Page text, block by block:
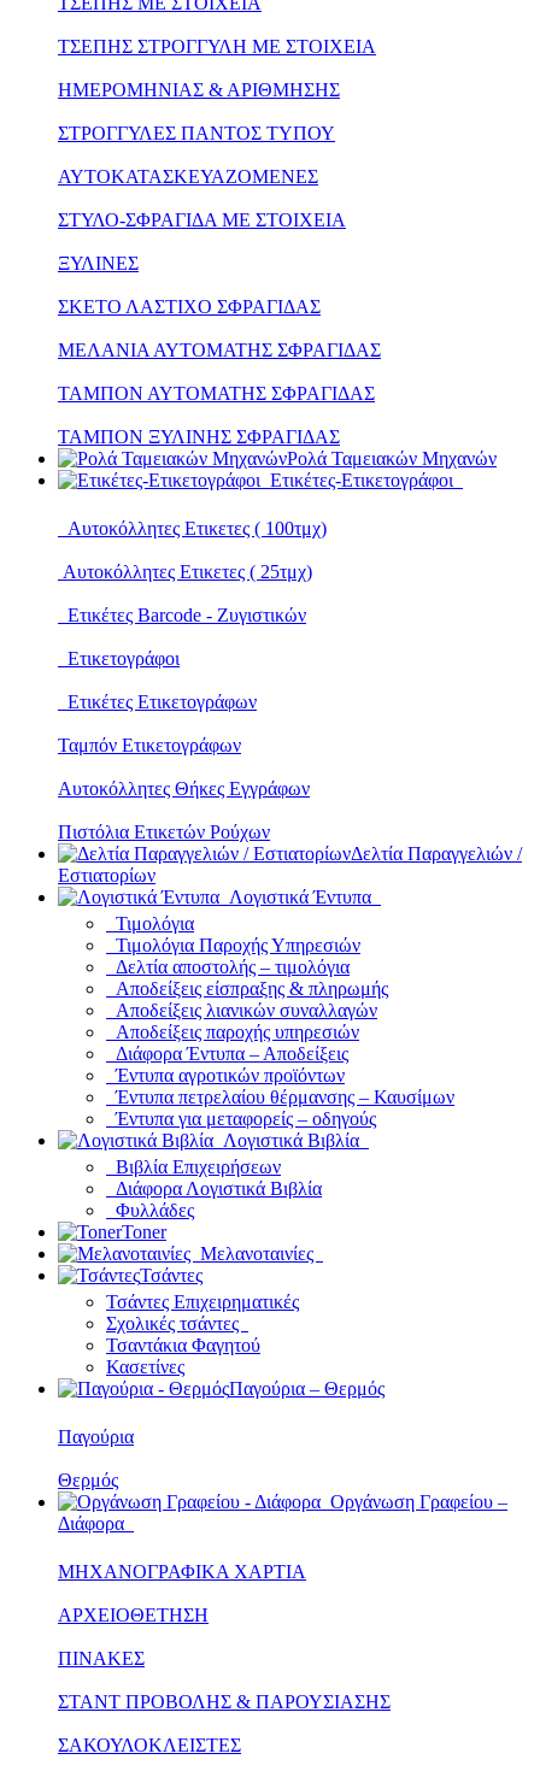
ΤΣΕΠΗΣ ΣΤΡΟΓΓΥΛΗ ΜΕ ΣΤΟΙΧΕΙΑ
ΗΜΕΡΟΜΗΝΙΑΣ & ΑΡΙΘΜΗΣΗΣ
ΣΤΡΟΓΓΥΛΕΣ ΠΑΝΤΟΣ ΤΥΠΟΥ
ΑΥΤΟΚΑΤΑΣΚΕΥΑΖΟΜΕΝΕΣ
ΣΤΥΛΟ-ΣΦΡΑΓΙΔΑ ΜΕ ΣΤΟΙΧΕΙΑ
ΞΥΛΙΝΕΣ
ΣΚΕΤΟ ΛΑΣΤΙΧΟ ΣΦΡΑΓΙΔΑΣ
ΜΕΛΑΝΙΑ ΑΥΤΟΜΑΤΗΣ ΣΦΡΑΓΙΔΑΣ
ΤΑΜΠΟΝ ΑΥΤΟΜΑΤΗΣ ΣΦΡΑΓΙΔΑΣ
ΤΑΜΠΟΝ ΞΥΛΙΝΗΣ ΣΦΡΑΓΙΔΑΣ
Ρολά Ταμειακών Μηχανών
Ετικέτες-Ετικετογράφοι
Αυτοκόλλητες Ετικετες ( 100τμχ)
Αυτοκόλλητες Ετικετες ( 25τμχ)
Ετικέτες Barcode - Ζυγιστικών
Ετικετογράφοι
Ετικέτες Ετικετογράφων
Ταμπόν Ετικετογράφων
Αυτοκόλλητες Θήκες Εγγράφων
Πιστόλια Ετικετών Ρούχων
Δελτία Παραγγελιών /
Εστιατορίων
Λογιστικά Έντυπα
Τιμολόγια
Τιμολόγια Παροχής Υπηρεσιών
Δελτία αποστολής – τιμολόγια
Αποδείξεις είσπραξης & πληρωμής
Αποδείξεις λιανικών συναλλαγών
Αποδείξεις παροχής υπηρεσιών
Διάφορα Έντυπα – Αποδείξεις
Έντυπα αγροτικών προϊόντων
Έντυπα πετρελαίου θέρμανσης – Καυσίμων
Έντυπα για μεταφορείς – οδηγούς
Λογιστικά Βιβλία
Βιβλία Επιχειρήσεων
Διάφορα Λογιστικά Βιβλία
Φυλλάδες
Toner
Μελανοταινίες
Τσάντες
Τσάντες Επιχειρηματικές
Σχολικές τσάντες
Τσαντάκια Φαγητού
Κασετίνες
Παγούρια – Θερμός
Παγούρια
Θερμός
Οργάνωση Γραφείου –
Διάφορα
ΜΗΧΑΝΟΓΡΑΦΙΚΑ ΧΑΡΤΙΑ
ΑΡΧΕΙΟΘΕΤΗΣΗ
ΠΙΝΑΚΕΣ
ΣΤΑΝΤ ΠΡΟΒΟΛΗΣ & ΠΑΡΟΥΣΙΑΣΗΣ
ΣΑΚΟΥΛΟΚΛΕΙΣΤΕΣ